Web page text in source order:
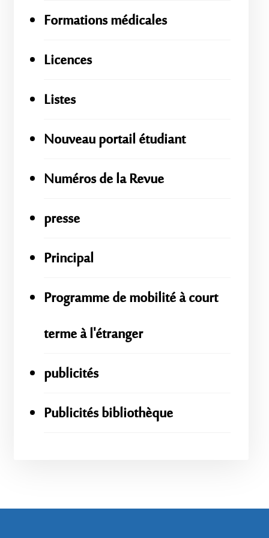
Formations médicales
Licences
Listes
Nouveau portail étudiant
Numéros de la Revue
presse
Principal
Programme de mobilité à court
terme à l'étranger
publicités
Publicités bibliothèque